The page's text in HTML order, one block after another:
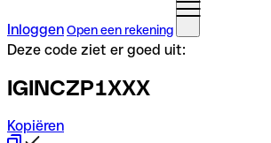
InloggenOpen een rekening
Deze code ziet er goed uit:
IGINCZP1XXX
Kopiëren